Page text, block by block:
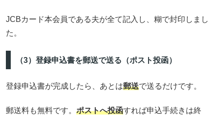
JCBカード本会員である夫が全て記入し、糊で封印しまし
た。
（3）登録申込書を郵送で送る（ポスト投函）
登録申込書が完成したら、あとは郵送で送るだけです。
郵送料も無料です。 ポストへ投函すれば申込手続きは終